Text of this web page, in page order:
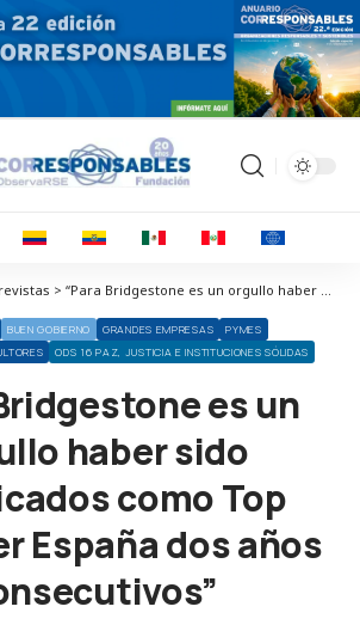
Corresponsables > Entrevistas > “Para Bridgestone es un orgullo haber sido certificados como Top Employer España dos años consecutivos”
BUEN GOBIERNO GRANDES EMPRESAS
PYMES
ODS 16 PAZ, JUSTICIA E INSTITUCIONES SÓLIDAS
es un
haber sido
como Top
España dos años